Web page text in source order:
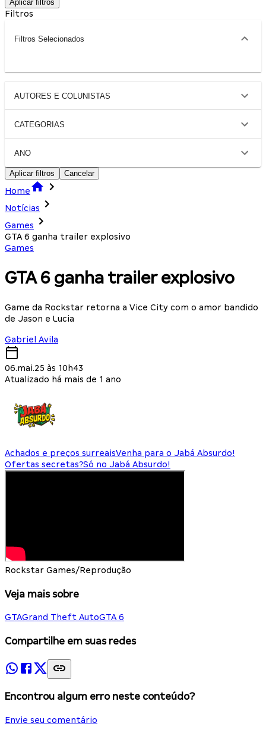
Aplicar filtros
Filtros
Filtros Selecionados
AUTORES E COLUNISTAS
CATEGORIAS
ANO
Aplicar filtros Cancelar
Home
Notícias
Games
GTA 6 ganha trailer explosivo
Games
GTA 6 ganha trailer explosivo
Game da Rockstar retorna a Vice City com o amor bandido
de Jason e Lucia
Gabriel Avila
06.mai.25 às 10h43
Atualizado há mais de 1 ano
Achados e preços surreaisVenha para o Jabá Absurdo!
Ofertas secretas?Só no Jabá Absurdo!
Rockstar Games/Reprodução
Veja mais sobre
GTAGrand Theft AutoGTA 6
Compartilhe em suas redes
Encontrou algum erro neste conteúdo?
Envie seu comentário